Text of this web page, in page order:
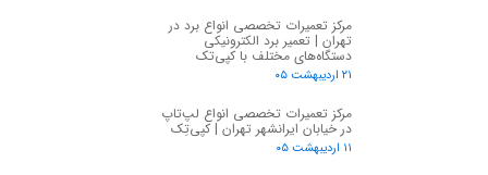
مرکز تعمیرات تخصصی انواع برد در
تهران | تعمیر برد الکترونیکی
دستگاه‌های مختلف با کپی‌تک
۲۱ اردیبهشت ۰۵
مرکز تعمیرات تخصصی انواع لپ‌تاپ
در خیابان ایرانشهر تهران | کپی‌تِک
۱۱ اردیبهشت ۰۵